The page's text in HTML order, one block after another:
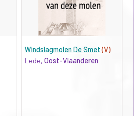
Windslagmolen De Smet(V)
Lede,Oost-Vlaanderen